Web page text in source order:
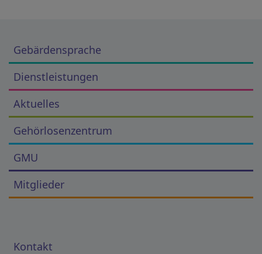
Gebärdensprache
Dienstleistungen
Aktuelles
Gehörlosenzentrum
GMU
Mitglieder
Kontakt